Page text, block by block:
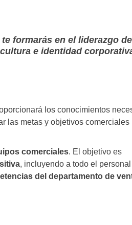
formarás en el liderazgo de
e identidad
los conocimientos
las metas y objetivos comerciales
comerciales. El objetivo es
, incluyendo a todo el
del departamento de